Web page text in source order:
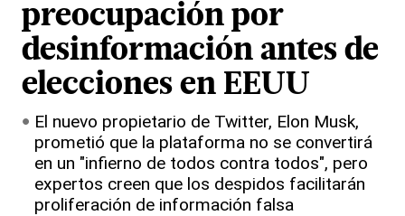
preocupación por
desinformación antes de
elecciones en EEUU
El nuevo propietario de Twitter, Elon Musk,
prometió que la plataforma no se convertirá
en un "infierno de todos contra todos", pero
expertos creen que los despidos facilitarán
proliferación de información falsa